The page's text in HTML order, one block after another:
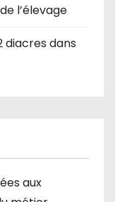
l’élevage
diacres dans
aux